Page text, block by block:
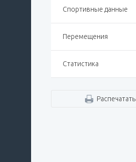
Спортивные данные
Перемещения
Статистика
Распечатать